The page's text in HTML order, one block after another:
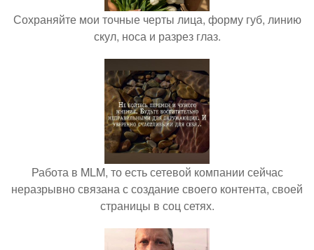
Сохраняйте мои точные черты лица, форму губ, линию
скул, носа и разрез глаз.
Работа в MLM, то есть сетевой компании сейчас
неразрывно связана с создание своего контента, своей
страницы в соц сетях.